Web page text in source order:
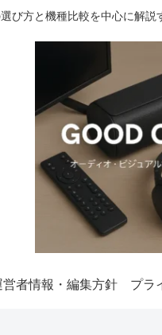
び方と機種比較を中心に解
営者情報・編集方針 プラ